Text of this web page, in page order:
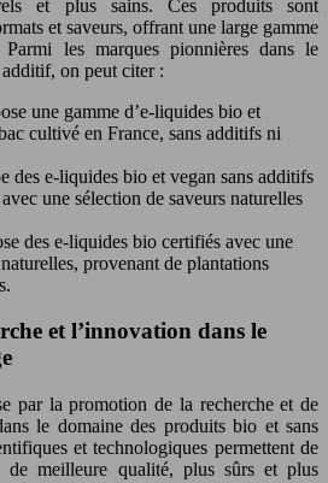
et plus sains. Ces produits sont
et saveurs, offrant une large gamme
les marques pionnières dans le
on peut citer :
une gamme d’e-liquides bio et
cultivé en France, sans additifs ni
des e-liquides bio et vegan sans additifs
une sélection de saveurs naturelles
des e-liquides bio certifiés avec une
provenant de plantations
et l’innovation dans le
par la promotion de la recherche et de
le domaine des produits bio et sans
et technologiques permettent de
de meilleure qualité, plus sûrs et plus